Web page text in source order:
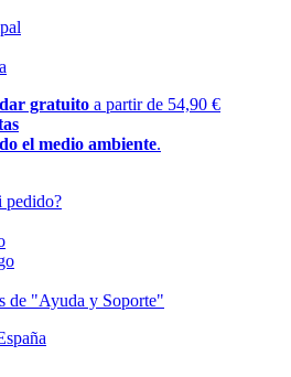
gratuito a partir de 54,90 €
el medio ambiente.
pedido?
de "Ayuda y Soporte"